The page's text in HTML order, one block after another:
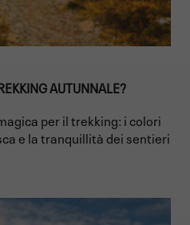
AUTUNNALE?
per il trekking: i colori
e la tranquillità dei sentieri